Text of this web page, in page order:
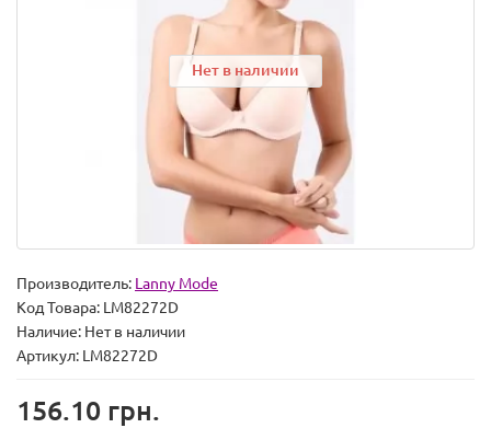
Нет в наличии
Производитель: Lanny Mode
Код Товара: LM82272D
Наличие: Нет в наличии
Артикул: LM82272D
156.10 грн.